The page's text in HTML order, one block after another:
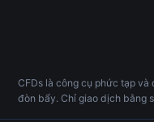
CFDs là công cụ phức tạp
đòn bẩy. Chỉ giao dịch bằng